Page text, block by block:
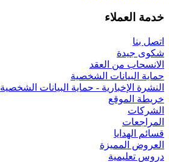
خدمة العملاء
اتصل بنا
شكوى جيدة
الانسحاب من العقد
حماية البيانات الشخصية
النشرة الإخبارية - حماية البيانات الشخصية
خريطة الموقع
الشركات
المراجعات
قسائم الهدايا
العروض المميزة
دروس تعليمية